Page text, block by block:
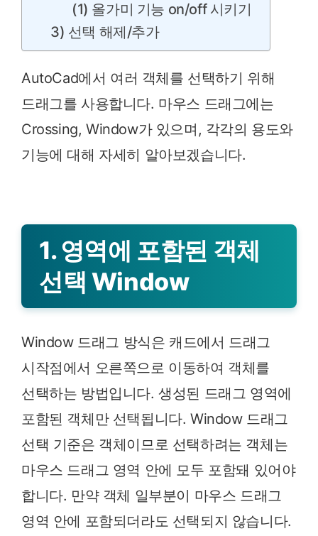
(1) 올가미 기능 on/off 시키기
3) 선택 해제/추가
AutoCad에서 여러 객체를 선택하기 위해
드래그를 사용합니다. 마우스 드래그에는
Crossing, Window가 있으며, 각각의 용도와
기능에 대해 자세히 알아보겠습니다.
1. 영역에 포함된 객체
선택 Window
Window 드래그 방식은 캐드에서 드래그
시작점에서 오른쪽으로 이동하여 객체를
선택하는 방법입니다. 생성된 드래그 영역에
포함된 객체만 선택됩니다. Window 드래그
선택 기준은 객체이므로 선택하려는 객체는
마우스 드래그 영역 안에 모두 포함돼 있어야
합니다. 만약 객체 일부분이 마우스 드래그
영역 안에 포함되더라도 선택되지 않습니다.